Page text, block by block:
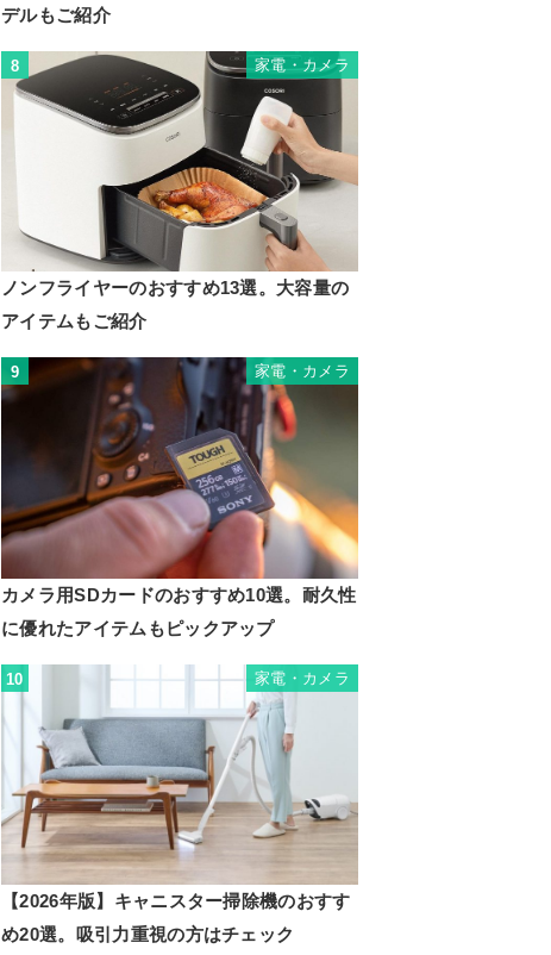
デルもご紹介
8 家電・カメラ
ノンフライヤーのおすすめ13選。大容量の
アイテムもご紹介
9 家電・カメラ
カメラ用SDカードのおすすめ10選。耐久性
に優れたアイテムもピックアップ
10 家電・カメラ
【2026年版】キャニスター掃除機のおすす
め20選。吸引力重視の方はチェック